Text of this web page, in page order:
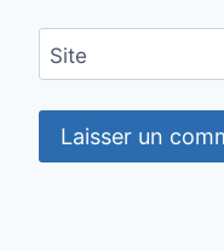
Site